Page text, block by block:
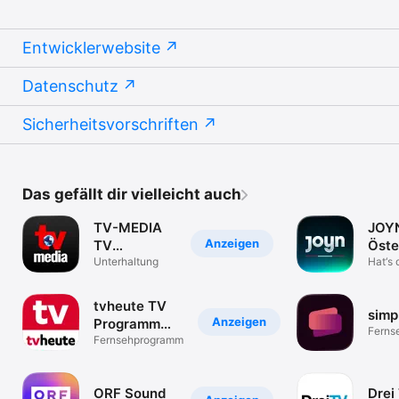
Entwicklerwebsite
Datenschutz
Sicherheitsvorschriften
Das gefällt dir vielleicht auch
Anzeigen
TV-MEDIA
TV
Programm
Unterhaltung
Anzeigen
tvheute TV
Programm
Österreich
Fernsehprogramm
ORF Sound Drei